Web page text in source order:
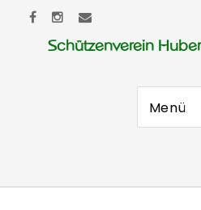
Schützenverein
Menü